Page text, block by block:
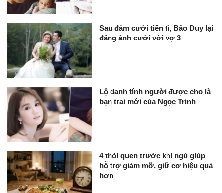
Sau đám cưới tiền tỉ, Bảo Duy lại
đăng ảnh cưới với vợ 3
Lộ danh tính người được cho là
bạn trai mới của Ngọc Trinh
4 thói quen trước khi ngủ giúp
hỗ trợ giảm mỡ, giữ cơ hiệu quả
hơn